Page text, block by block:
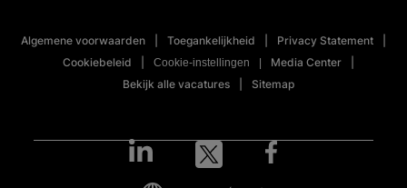
Algemene voorwaarden Toegankelijkheid
Privacy Statement
Cookiebeleid
Cookie-instellingen
Media Center
Bekijk alle vacatures
Sitemap